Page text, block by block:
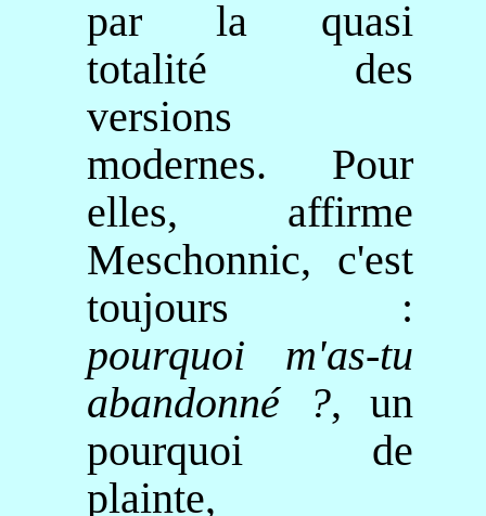
par la quasi
totalité des
versions
modernes. Pour
elles, affirme
Meschonnic, c'est
toujours :
pourquoi m'as‑tu
abandonné ?, un
pourquoi de
plainte,